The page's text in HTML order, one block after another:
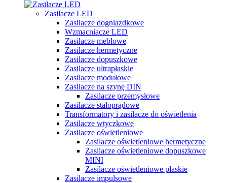
Zasilacze LED
Zasilacze dogniazdkowe
Wzmacniacze LED
Zasilacze meblowe
Zasilacze hermetyczne
Zasilacze dopuszkowe
Zasilacze ultrapłaskie
Zasilacze modułowe
Zasilacze na szynę DIN
Zasilacze przemysłowe
Zasilacze stałoprądowe
Transformatory i zasilacze do oświetlenia
Zasilacze wtyczkowe
Zasilacze oświetleniowe
Zasilacze oświetleniowe hermetyczne
Zasilacze oświetleniowe dopuszkowe
MINI
Zasilacze oświetleniowe płaskie
Zasilacze impulsowe